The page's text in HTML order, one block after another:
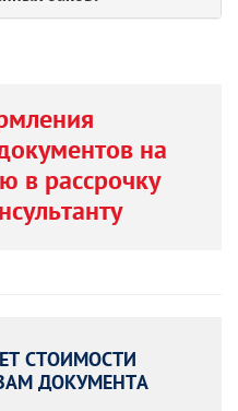
на
в рассрочку
СТОИМОСТИ
ДОКУМЕНТА